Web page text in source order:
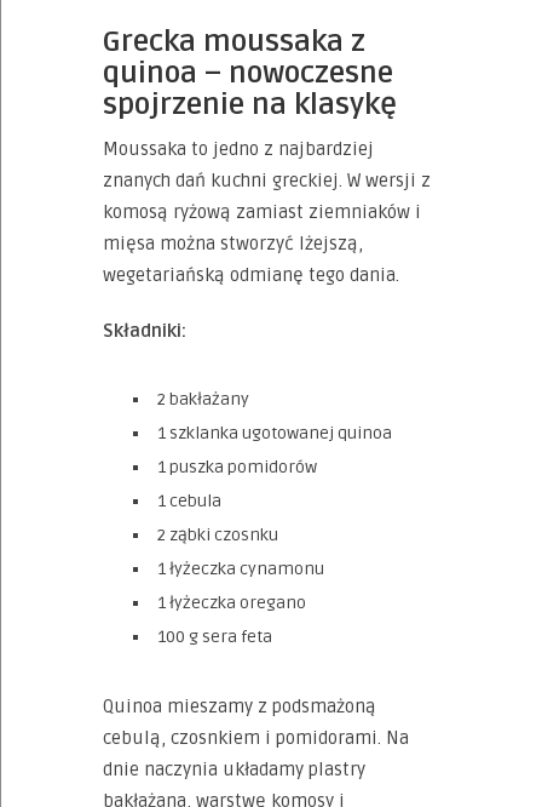
Grecka moussaka z
quinoa – nowoczesne
spojrzenie na klasykę
Moussaka to jedno z najbardziej
znanych dań kuchni greckiej. W wersji z
komosą ryżową zamiast ziemniaków i
mięsa można stworzyć lżejszą,
wegetariańską odmianę tego dania.
Składniki:
2 bakłażany
1 szklanka ugotowanej quinoa
1 puszka pomidorów
1 cebula
2 ząbki czosnku
1 łyżeczka cynamonu
1 łyżeczka oregano
100 g sera feta
Quinoa mieszamy z podsmażoną
cebulą, czosnkiem i pomidorami. Na
dnie naczynia układamy plastry
bakłażana, warstwę komosy i